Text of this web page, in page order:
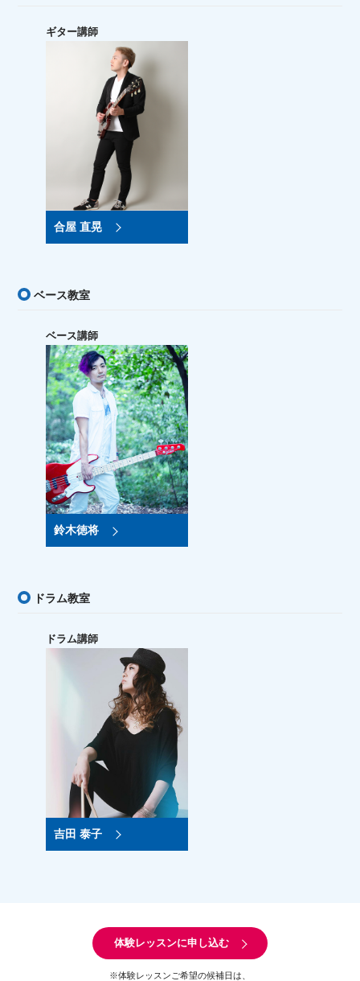
ギター講師
合屋 直晃
ベース教室
ベース講師
鈴木徳将
ドラム教室
ドラム講師
吉田 泰子
体験レッスンに申し込む
※体験レッスンご希望の候補日は、